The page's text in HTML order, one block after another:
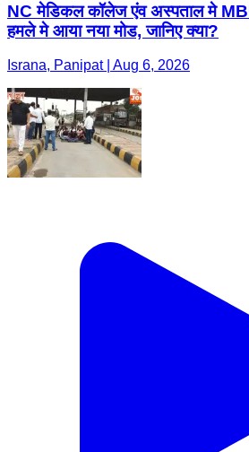
NC मेडिकल कॉलेज एंव अस्पताल मे
हमले मे आया नया मोड, जानिए क्या?
Israna, Panipat | Aug 6, 2026